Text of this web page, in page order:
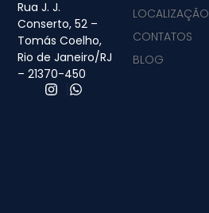
Rua J. J.
Conserto, 52 –
Tomás Coelho,
Rio de Janeiro/RJ
– 21370-450
LOCALIZAÇÃO
CONTATOS
BLOG